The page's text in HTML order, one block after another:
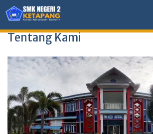
Tentang Kami